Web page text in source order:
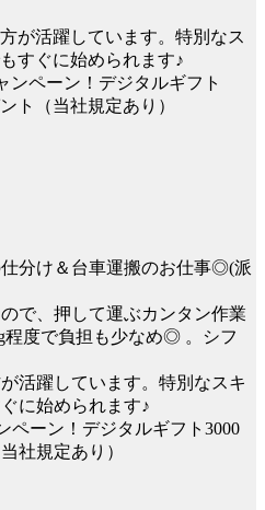
が活躍しています。特別なス
すぐに始められます♪
ンペーン！デジタルギフト
ト（当社規定あり）
分け＆台車運搬のお仕事◎(派
で、押して運ぶカンタン作業
程度で負担も少なめ◎ 。シフ
活躍しています。特別なスキ
に始められます♪
ペーン！デジタルギフト3000
社規定あり）